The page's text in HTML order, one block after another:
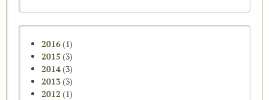
2016(1)
2015 (3)
2014(3)
2013(3)
2012 (1)